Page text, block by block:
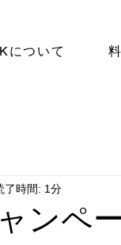
について
ンペー
了時間: 1分